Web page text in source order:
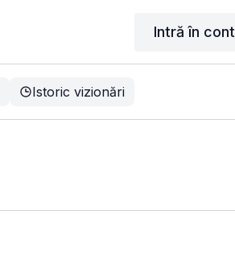
Intră în cont
Istoric vizionări